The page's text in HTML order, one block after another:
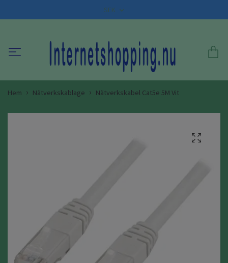
SEK
Hem Nätverkskablage Nätverkskabel Cat5e 5M Vit